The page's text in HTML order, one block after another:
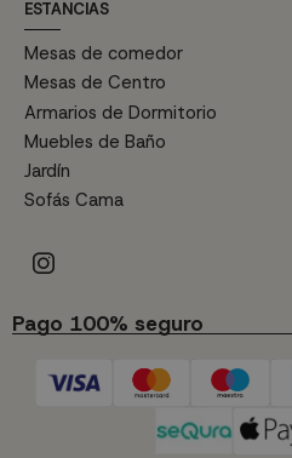
ESTANCIAS
Mesas de comedor
Mesas de Centro
Armarios de Dormitorio
Muebles de Baño
Jardín
Sofás Cama
Pago 100% seguro